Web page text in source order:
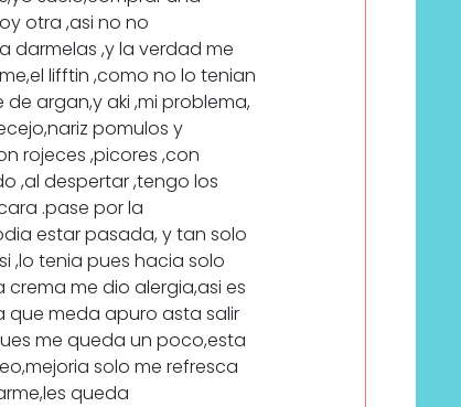
otra ,asi no no
darmelas ,y la verdad me
lifftin ,como no lo tenian
argan,y aki ,mi problema,
pomulos y
rojeces ,picores ,con
,al despertar ,tengo los
.pase por la
estar pasada, y tan solo
,lo tenia pues hacia solo
crema me dio alergia,asi es
que meda apuro asta salir
me queda un poco,esta
solo me refresca
queda